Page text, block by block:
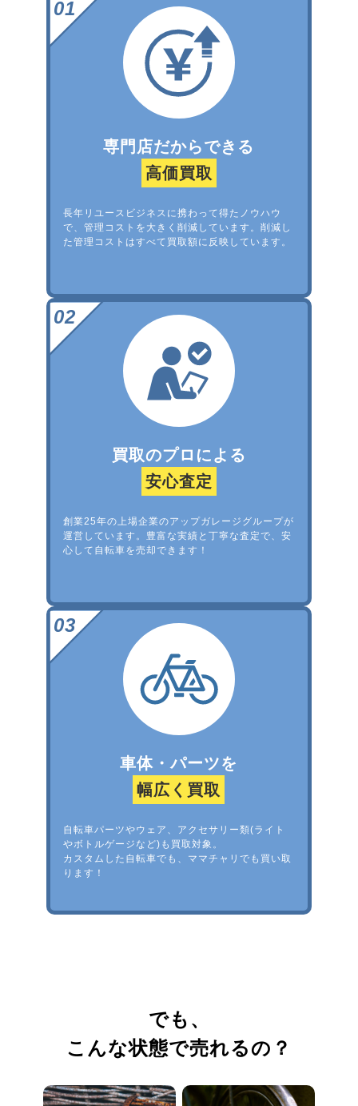
専門店だからできる
高価買取
長年リユースビジネスに携わって得たノウハウ
で、管理コストを大きく削減しています。削減し
た管理コストはすべて買取額に反映しています。
買取のプロによる
安心査定
創業25年の上場企業のアップガレージグループが
運営しています。豊富な実績と丁寧な査定で、安
心して自転車を売却できます！
車体・パーツを
幅広く買取
自転車パーツやウェア、アクセサリー類(ライト
やボトルゲージなど)も買取対象。
カスタムした自転車でも、ママチャリでも買い取
ります！
でも、
こんな状態で売れるの？